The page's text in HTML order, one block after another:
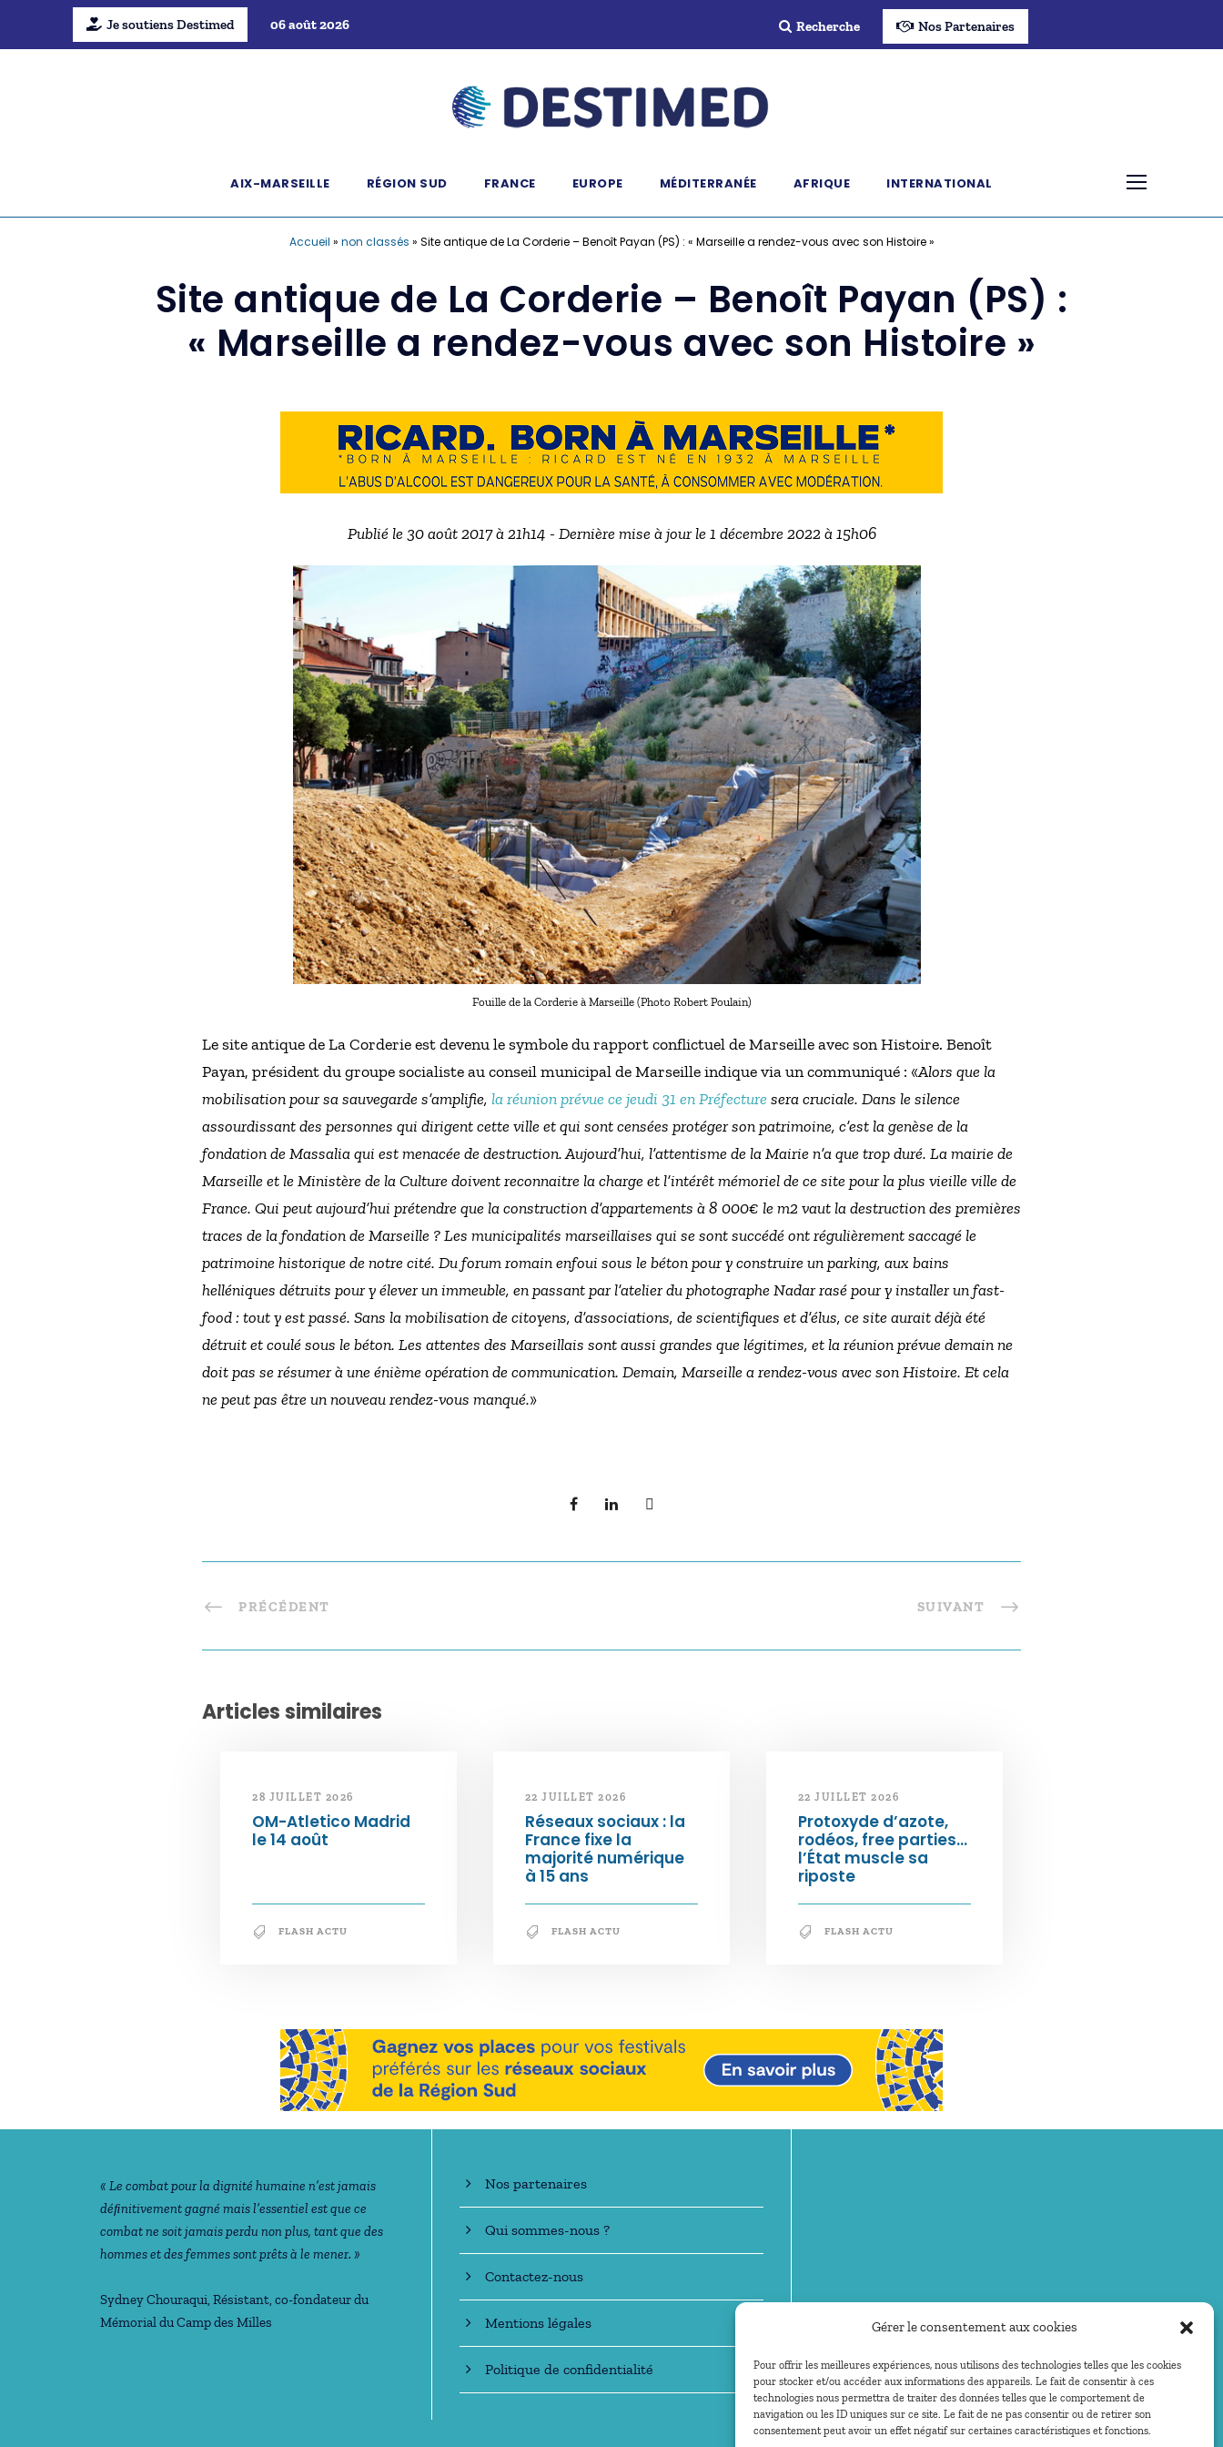
Gérer le consentement aux cookies
Pour offrir les meilleures expériences, nous utilisons des technologies telles que les cookies
pour stocker et/ou accéder aux informations des appareils. Le fait de consentir à ces
technologies nous permettra de traiter des données telles que le comportement de
navigation ou les ID uniques sur ce site. Le fait de ne pas consentir ou de retirer son
consentement peut avoir un effet négatif sur certaines caractéristiques et fonctions.
Je soutiens Destimed 06 août 2026 Recherche Nos Partenaires
AIX-MARSEILLE RÉGION SUD FRANCE EUROPE MÉDITERRANÉE AFRIQUE INTERNATIONAL
Accueil » non classés » Site antique de La Corderie – Benoît Payan (PS) : « Marseille a rendez-vous avec son Histoire »
Site antique de La Corderie – Benoît Payan (PS) :
« Marseille a rendez-vous avec son Histoire »
Publié le 30 août 2017 à 21h14 - Dernière mise à jour le 1 décembre 2022 à 15h06
Fouille de la Corderie à Marseille (Photo Robert Poulain)
Le site antique de La Corderie est devenu le symbole du rapport conflictuel de Marseille avec son Histoire. Benoît
Payan, président du groupe socialiste au conseil municipal de Marseille indique via un communiqué : «Alors que la
mobilisation pour sa sauvegarde s’amplifie, la réunion prévue ce jeudi 31 en Préfecture sera cruciale. Dans le silence
assourdissant des personnes qui dirigent cette ville et qui sont censées protéger son patrimoine, c’est la genèse de la
fondation de Massalia qui est menacée de destruction. Aujourd’hui, l’attentisme de la Mairie n’a que trop duré. La mairie de
Marseille et le Ministère de la Culture doivent reconnaitre la charge et l’intérêt mémoriel de ce site pour la plus vieille ville de
France. Qui peut aujourd’hui prétendre que la construction d’appartements à 8 000€ le m2 vaut la destruction des premières
traces de la fondation de Marseille ? Les municipalités marseillaises qui se sont succédé ont régulièrement saccagé le
patrimoine historique de notre cité. Du forum romain enfoui sous le béton pour y construire un parking, aux bains
helléniques détruits pour y élever un immeuble, en passant par l’atelier du photographe Nadar rasé pour y installer un fast-
food : tout y est passé. Sans la mobilisation de citoyens, d’associations, de scientifiques et d’élus, ce site aurait déjà été
détruit et coulé sous le béton. Les attentes des Marseillais sont aussi grandes que légitimes, et la réunion prévue demain ne
doit pas se résumer à une énième opération de communication. Demain, Marseille a rendez-vous avec son Histoire. Et cela
ne peut pas être un nouveau rendez-vous manqué.»
PRÉCÉDENT SUIVANT
Articles similaires
28 JUILLET 2026
OM-Atletico Madrid
le 14 août
FLASH ACTU
22 JUILLET 2026
Réseaux sociaux : la
France fixe la
majorité numérique
à 15 ans
FLASH ACTU
22 JUILLET 2026
Protoxyde d’azote,
rodéos, free parties…
l’État muscle sa
riposte
FLASH ACTU
Notre philosophie
« Le combat pour la dignité humaine n’est jamais
déﬁnitivement gagné mais l’essentiel est que ce
combat ne soit jamais perdu non plus, tant que des
hommes et des femmes sont prêts à le mener. »
Sydney Chouraqui, Résistant, co-fondateur du
Mémorial du Camp des Milles
En savoir +
Nos partenaires
Qui sommes-nous ?
Contactez-nous
Mentions légales
Politique de confidentialité